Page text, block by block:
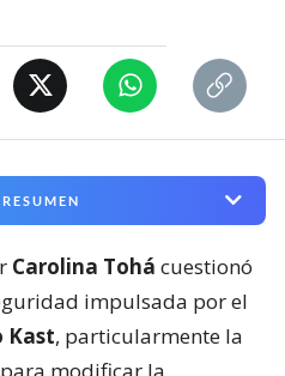
Carolina Tohá cuestionó
impulsada por el
Kast, particularmente la
modificar la